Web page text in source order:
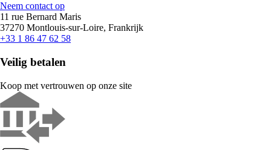
Neem contact op
11 rue Bernard Maris
37270 Montlouis-sur-Loire, Frankrijk
+33 1 86 47 62 58
Veilig betalen
Koop met vertrouwen op onze site